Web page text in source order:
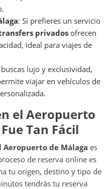
: Si prefieres un servicio
privados ofrecen
ideal para viajes de
buscas lujo y exclusividad,
viajar en vehículos de
el Aeropuerto
Tan Fácil
Aeropuerto de Málaga es
de reserva online es
tu origen, destino y tipo de
tendrás tu reserva